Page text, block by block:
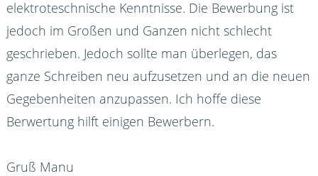
elektroteschnische Kenntnisse. Die Bewerbung ist
jedoch im Großen und Ganzen nicht schlecht
geschrieben. Jedoch sollte man überlegen, das
ganze Schreiben neu aufzusetzen und an die neuen
Gegebenheiten anzupassen. Ich hoffe diese
Berwertung hilft einigen Bewerbern.
Gruß Manu